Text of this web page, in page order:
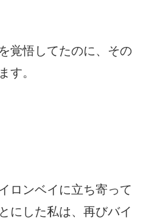
覚悟してたのに、その
す。
ロンベイに立ち寄って
にした私は、再びバイ